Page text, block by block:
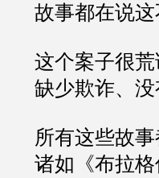
故事都在说这
这个案子很
缺少欺诈、没
所有这些故
诸如《布拉